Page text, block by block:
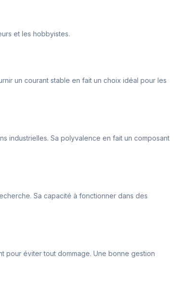
et les hobbyistes.
un courant stable en fait un choix idéal pour les
industrielles. Sa polyvalence en fait un composant
Sa capacité à fonctionner dans des
pour éviter tout dommage. Une bonne gestion